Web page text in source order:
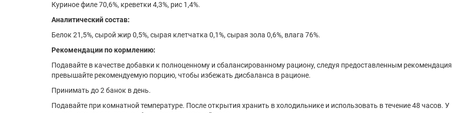
Куриное филе 70,6%, креветки 4,3%, рис 1,4%.
Аналитический состав:
Белок 21,5%, сырой жир 0,5%, сырая клетчатка 0,1%, сырая зола 0,6%, влага 76%.
Рекомендации по кормлению:
Подавайте в качестве добавки к полноценному и сбалансированному рациону, следуя предоставленным
превышайте рекомендуемую порцию, чтобы избежать дисбаланса в рационе.
Принимать до 2 банок в день.
Подавайте при комнатной температуре. После открытия хранить в холодильнике и использовать в течение 48 часов. У